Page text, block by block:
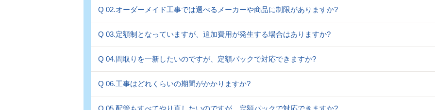
Q 02.オーダーメイド工事では選べるメーカーや商品に制限がありますか?
Q 03.定額制となっていますが、追加費用が発生する場合はありますか?
Q 04.間取りを一新したいのですが、定額パックで対応できますか?
Q 06.工事はどれくらいの期間がかかりますか?
Q 05.配管もすべてやり直したいのですが、定額パックで対応できますか?